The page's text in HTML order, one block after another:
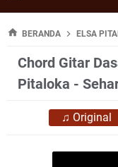
BERANDA ELSA
Chord Gitar
Pitaloka -
♫ Original